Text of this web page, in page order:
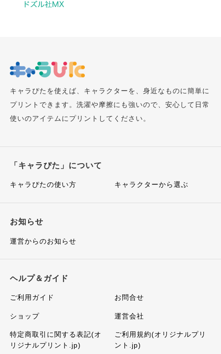
キャラぴたを使えば、キャラクターを、身近なものに簡単に
プリントできます。洗濯や摩擦にも強いので、安心して日常
使いのアイテムにプリントしてください。
「キャラぴた」について
キャラぴたの使い方 キャラクターから選ぶ
お知らせ
運営からのお知らせ
ヘルプ＆ガイド
ご利用ガイド お問合せ
ショップ 運営会社
特定商取引に関する表記(オ
リジナルプリント.jp)
ご利用規約(オリジナルプリ
ント.jp)